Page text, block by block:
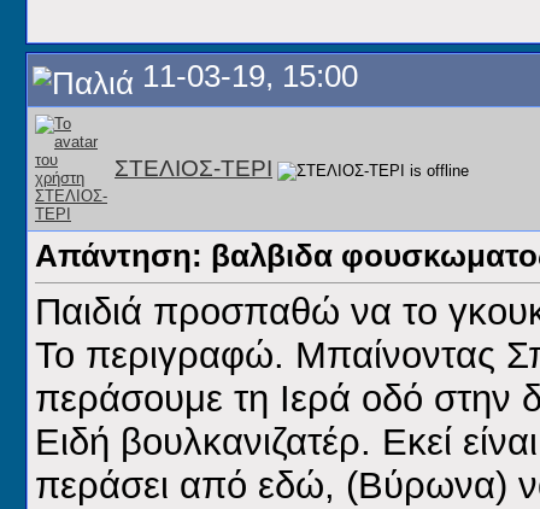
11-03-19, 15:00
ΣΤΕΛΙΟΣ-ΤΕΡΙ
Απάντηση: βαλβιδα
Παιδιά προσπαθώ να το
Το περιγραφώ. Μπαίνοντας
περάσουμε τη Ιερά οδό στην
Ειδή βουλκανιζατέρ. Εκεί
περάσει από εδώ, (Βύρωνα)